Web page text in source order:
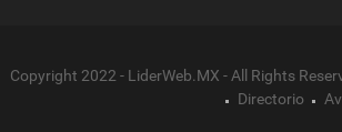
Copyright 2022 - LiderWeb.MX - All Rights
Directorio